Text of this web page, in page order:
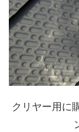
クリヤー用に